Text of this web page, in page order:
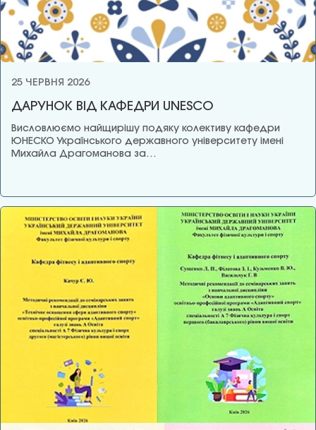
25 ЧЕРВНЯ 2026
ДАРУНОК ВІД КАФЕДРИ UNESCO
Висловлюємо найщирішу подяку колективу кафедри
ЮНЕСКО Українського державного університету імені
Михайла Драгоманова за…